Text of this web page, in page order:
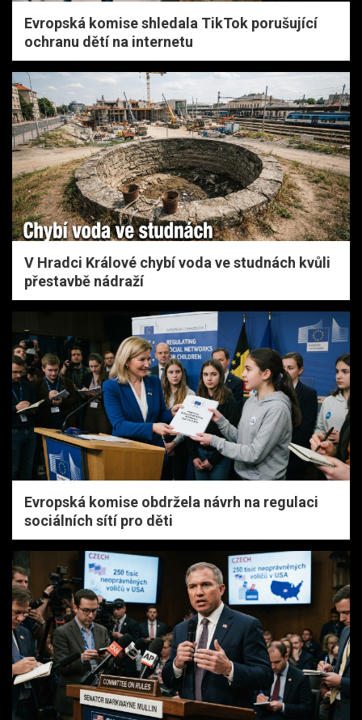
Evropská komise shledala TikTok porušující
ochranu dětí na internetu
V Hradci Králové chybí voda ve studnách kvůli
přestavbě nádraží
Evropská komise obdržela návrh na regulaci
sociálních sítí pro děti